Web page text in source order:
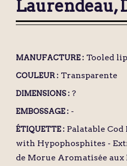
Laurendeau,
MANUFACTURE : Tooled lip
COULEUR : Transparente
DIMENSIONS : ?
EMBOSSAGE : -
ÉTIQUETTE : Palatable
with Hypophosphites -
de Morue Aromatisée aux